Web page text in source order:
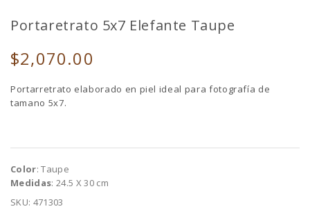
Portaretrato 5x7 Elefante Taupe
$2,070.00
Portarretrato elaborado en piel ideal para fotografía de
tamano 5x7.
Color: Taupe
Medidas: 24.5 X 30 cm
SKU: 471303